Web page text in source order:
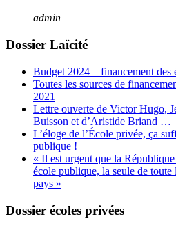
admin
Dossier Laïcité
Budget 2024 – financement des
Toutes les sources de
2021
Lettre ouverte de Victor Hugo,
Buisson et d’Aristide Briand …
L’éloge de l’École privée, ça
publique !
« Il est urgent que la
école publique, la seule de toute
pays »
Dossier écoles privées